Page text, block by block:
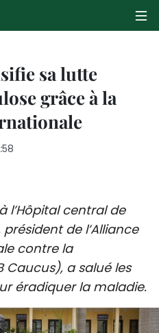
sa lutte
grâce à la
l’Hôpital central de
de l’Alliance
contre la
Caucus), a salué les
éradiquer la maladie.